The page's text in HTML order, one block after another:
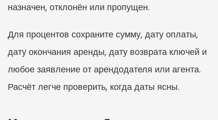
назначен, отклонён или пропущен.
Для процентов сохраните сумму, дату оплаты,
дату окончания аренды, дату возврата ключей и
любое заявление от арендодателя или агента.
Расчёт легче проверить, когда даты ясны.